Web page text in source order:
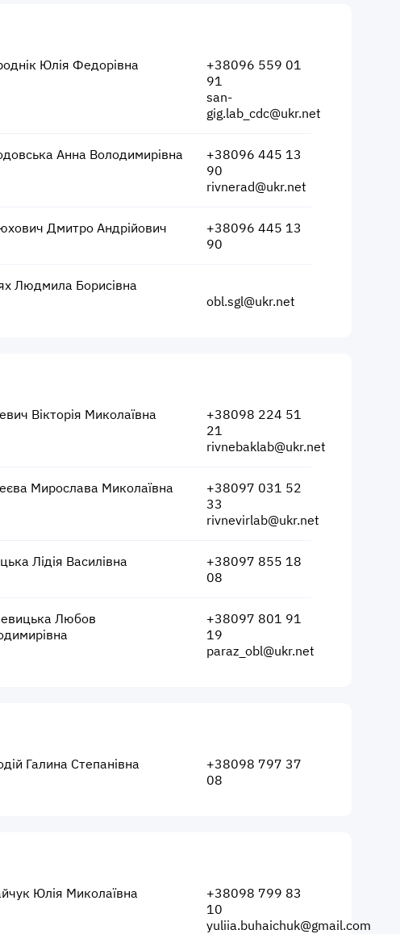
Юлія Федорівна
+38096 559 01
91
san-
gig.lab_cdc@ukr.net
Анна Володимирівна
+38096 445 13
90
rivnerad@ukr.net
Дмитро Андрійович
+38096 445 13
90
Людмила Борисівна
obl.sgl@ukr.net
Вікторія Миколаївна
+38098 224 51
21
rivnebaklab@ukr.net
Мирослава Миколаївна
+38097 031 52
33
rivnevirlab@ukr.net
Лідія Василівна
+38097 855 18
08
Любов
+38097 801 91
19
paraz_obl@ukr.net
Галина Степанівна
+38098 797 37
08
Юлія Миколаївна
+38098 799 83
10
yuliia.buhaichuk@gmail.com